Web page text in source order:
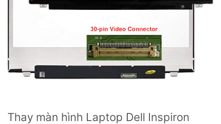
Thay màn hình Laptop Dell Inspiron